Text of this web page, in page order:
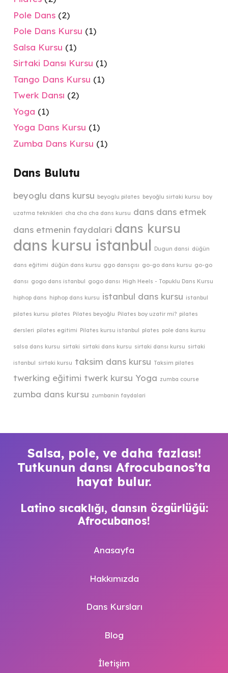
Pole Dans(2)
Pole Dans Kursu (1)
Salsa Kursu (1)
Sirtaki Dansı Kursu (1)
Tango Dans Kursu (1)
Twerk Dansı (2)
Yoga (1)
Yoga Dans Kursu (1)
Zumba Dans Kursu (1)
Dans Bulutu
beyoglu dans kursu beyoglu pilates beyoğlu sirtaki kursu boy
uzatma teknikleri cha cha cha dans kursu dans dans etmek
dans etmenin faydalari dans kursu
dans kursu istanbul Dugun dansi düğün
dans eğitimi düğün dans kursu ggo dansçısı go-go dans kursu go-go
dansı gogo dans istanbul gogo dansı High Heels - Topuklu Dans Kursu
hiphop dans hiphop dans kursu istanbul dans kursu istanbul
pilates kursu pilates Pilates beyoğlu Pilates boy uzatir mi? pilates
dersleri pilates egitimi Pilates kursu istanbul plates pole dans kursu
salsa dans kursu sirtaki sirtaki dans kursu sirtaki dansı kursu sirtaki
istanbul sirtaki kursu taksim dans kursu Taksim pilates
twerking eğitimi twerk kursu Yoga zumba course
zumba dans kursu zumbanin faydalari
Salsa, pole, ve daha fazlası!
Tutkunun dansı Afrocubanos’ta
hayat bulur.
Latino sıcaklığı, dansın özgürlüğü:
Afrocubanos!
Anasayfa
Hakkımızda
Dans Kursları
Blog
İletişim